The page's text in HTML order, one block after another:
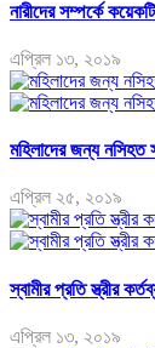
নারীদের সম্পর্কে
এপ্রিল ১৩, ২০১৯
মহিলাদের জন্য নসিহত
এপ্রিল ২৫, ২০১৯
স্বামীর প্রতি স্ত্রীর
এপ্রিল ১৩, ২০১৯